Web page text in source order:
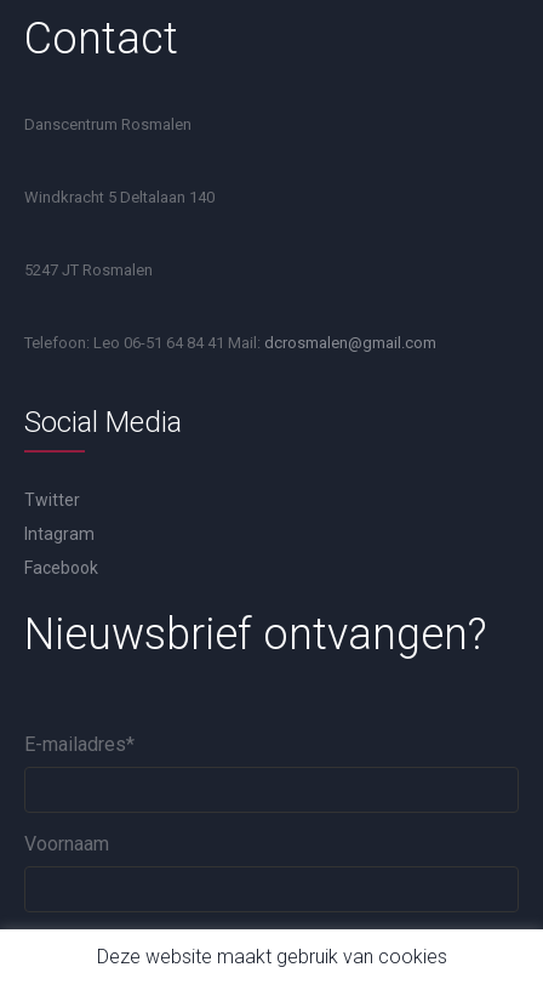
Contact
Danscentrum Rosmalen
Windkracht 5 Deltalaan 140
5247 JT Rosmalen
Telefoon: Leo 06-51 64 84 41 Mail: dcrosmalen@gmail.com
Social Media
Twitter
Intagram
Facebook
Nieuwsbrief ontvangen?
E-mailadres*
Voornaam
Achternaam
Deze website maakt gebruik van cookies